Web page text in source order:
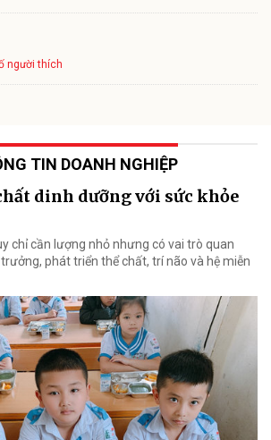
người thích
TIN DOANH NGHIỆP
dinh dưỡng với sức khỏe
chỉ cần lượng nhỏ nhưng có vai trò quan
phát triển thể chất, trí não và hệ miễn